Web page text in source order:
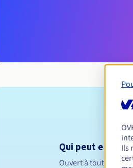
Qui peut
Ouvert à toutes les
Ils